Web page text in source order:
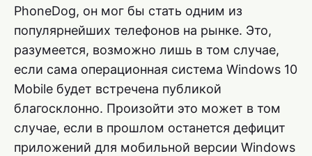
PhoneDog, он мог бы стать одним из
популярнейших телефонов на рынке. Это,
разумеется, возможно лишь в том случае,
если сама операционная система Windows 10
Mobile будет встречена публикой
благосклонно. Произойти это может в том
случае, если в прошлом останется дефицит
приложений для мобильной версии Windows